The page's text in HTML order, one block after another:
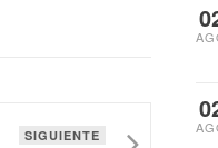
SIGUIENTE